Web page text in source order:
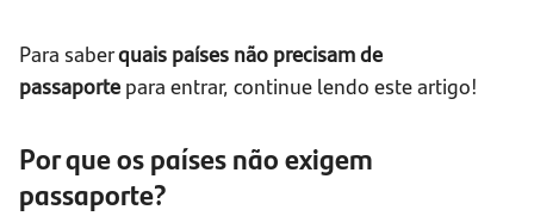
Para saberquais países não precisam de
passaporte para entrar, continue lendo este artigo!
Por que os países não exigem
passaporte?